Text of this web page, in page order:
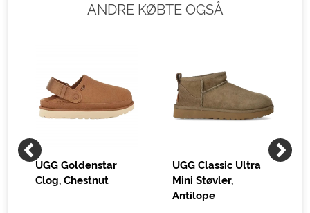
ANDRE KØBTE OGSÅ
UGG Goldenstar
Clog, Chestnut
UGG Classic Ultra
Mini Støvler,
Antilope